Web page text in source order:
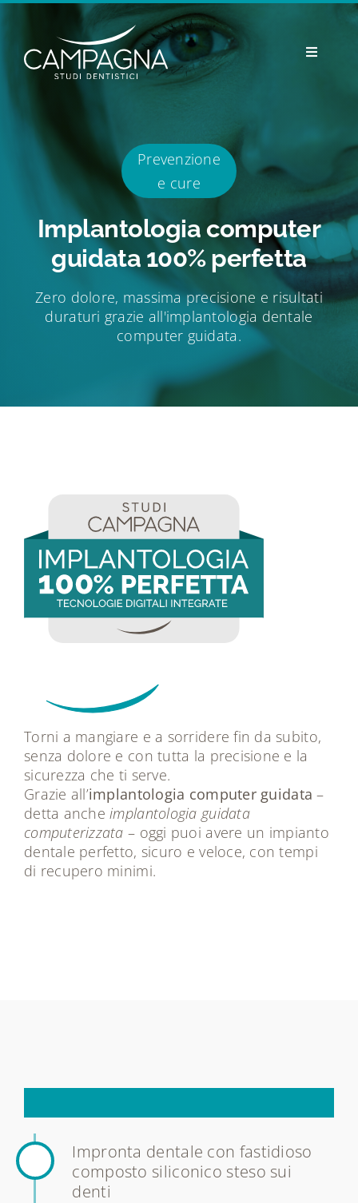
Skip
content
Toggle
Professionisti
Prevenzione e cure
Estetica
Odontoiatria pediatrica
Contatti
Prevenzione
e cure
Implantologia computer
guidata 100% perfetta
Zero dolore, massima precisione e risultati
duraturi grazie all'implantologia dentale
computer guidata.
Torni a mangiare e a sorridere fin da subito,
senza dolore e con tutta la precisione e la
sicurezza che ti serve.
Grazie all’implantologia computer guidata –
detta ancheimplantologia guidata
computerizzata – oggi puoi avere un impianto
dentale perfetto, sicuro e veloce, con tempi
di recupero minimi.
Impronta dentale con fastidioso
composto siliconico steso sui
denti